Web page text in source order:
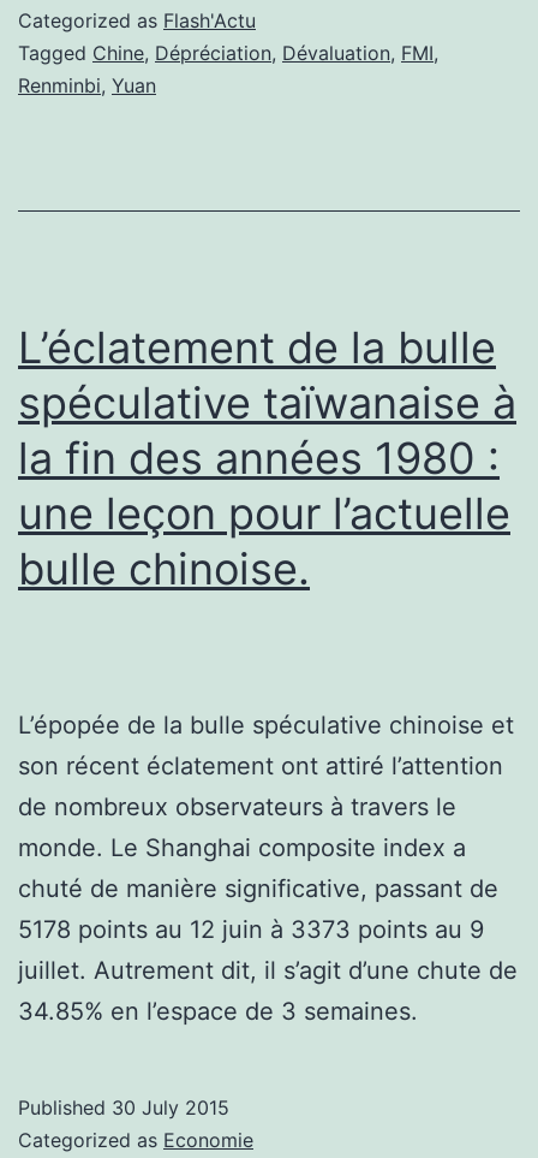
grandes
Categorized as Flash'Actu
Tagged Chine, Dépréciation, Dévaluation, FMI,
Renminbi, Yuan
L’éclatement de la bulle
spéculative taïwanaise à
la fin des années 1980 :
une leçon pour l’actuelle
bulle chinoise.
L’épopée de la bulle spéculative chinoise et
son récent éclatement ont attiré l’attention
de nombreux observateurs à travers le
monde. Le Shanghai composite index a
chuté de manière significative, passant de
5178 points au 12 juin à 3373 points au 9
juillet. Autrement dit, il s’agit d’une chute de
34.85% en l’espace de 3 semaines.
Published 30 July 2015
Categorized as Economie